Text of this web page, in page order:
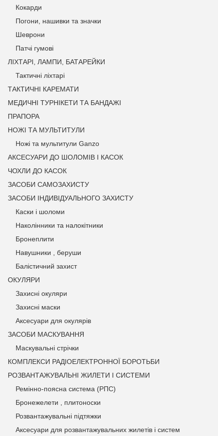
Кокарди
Погони, нашивки та значки
Шеврони
Патчі гумові
ЛІХТАРІ, ЛАМПИ, БАТАРЕЙКИ
Тактичні ліхтарі
ТАКТИЧНІ КАРЕМАТИ
МЕДИЧНІ ТУРНІКЕТИ ТА БАНДАЖІ
ПРАПОРА
НОЖІ ТА МУЛЬТИТУЛИ
Ножі та мультитули Ganzo
АКСЕСУАРИ ДО ШОЛОМІВ І КАСОК
ЧОХЛИ ДО КАСОК
ЗАСОБИ САМОЗАХИСТУ
ЗАСОБИ ІНДИВІДУАЛЬНОГО ЗАХИСТУ
Каски і шоломи
Наколінники та налокітники
Бронеплити
Навушники , беруши
Балістичний захист
ОКУЛЯРИ
Захисні окуляри
Захисні маски
Аксесуари для окулярів
ЗАСОБИ МАСКУВАННЯ
Маскувальні стрічки
КОМПЛЕКСИ РАДІОЕЛЕКТРОННОЇ БОРОТЬБИ
РОЗВАНТАЖУВАЛЬНІ ЖИЛЕТИ І СИСТЕМИ
Ремінно-поясна система (РПС)
Бронежелети , плитоноски
Розвантажувальні підтяжки
Аксесуари для розвантажувальних жилетів і систем